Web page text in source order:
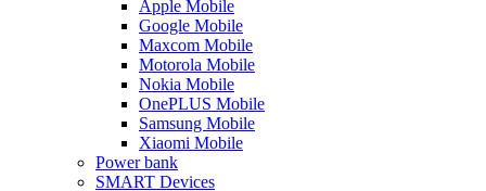
Apple Mobile
Google Mobile
Maxcom Mobile
Motorola Mobile
Nokia Mobile
OnePLUS Mobile
Samsung Mobile
Xiaomi Mobile
Power bank
SMART Devices